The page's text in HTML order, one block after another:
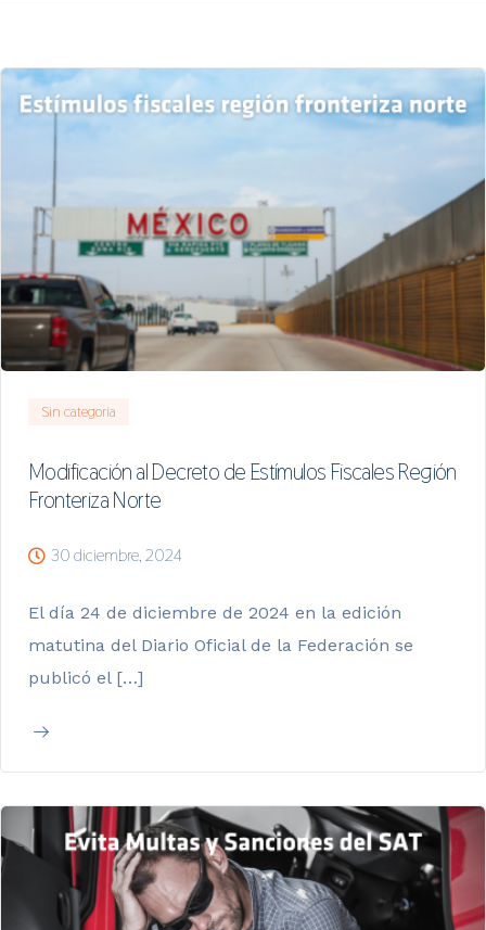
Sin categoría
Modificación al Decreto de Estímulos Fiscales Región
Fronteriza Norte
30 diciembre, 2024
El día 24 de diciembre de 2024 en la edición
matutina del Diario Oficial de la Federación se
publicó el […]